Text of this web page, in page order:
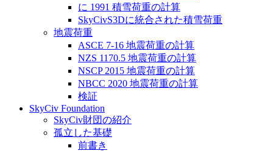
に 1991 積雪荷重の計算
SkyCivS3Dに統合された積雪荷重
地震荷重
ASCE 7-16 地震荷重の計算
NZS 1170.5 地震荷重の計算
NSCP 2015 地震荷重の計算
NBCC 2020 地震荷重の計算
検証
SkyCiv Foundation
SkyCiv財団の紹介
孤立した基礎
前書き